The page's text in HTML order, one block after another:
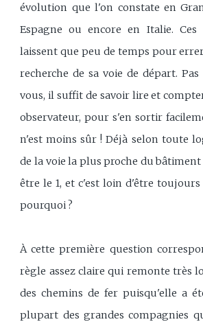
évolution que l'on constate en
Espagne ou encore en Italie. Ces
laissent que peu de temps pour
recherche de sa voie de départ.
vous, il suffit de savoir lire et
observateur, pour s'en sortir
n'est moins sûr ! Déjà selon toute
de la voie la plus proche du
être le 1, et c'est loin d'être toujours
pourquoi ?
À cette première question
règle assez claire qui remonte très
des chemins de fer puisqu'elle a
plupart des grandes compagnies